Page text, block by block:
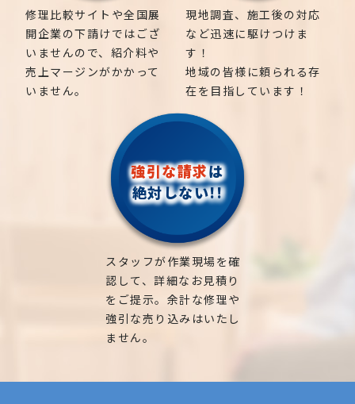
修理比較サイトや全国展
開企業の下請けではござ
いませんので、紹介料や
売上マージンがかかって
いません。
現地調査、施工後の対応
など迅速に駆けつけま
す！
地域の皆様に頼られる存
在を目指しています！
強引な請求は
絶対しない!!
スタッフが作業現場を確
認して、詳細なお見積り
をご提示。余計な修理や
強引な売り込みはいたし
ません。